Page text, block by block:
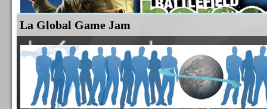
Suite au billet de psychopat sur BattleFieldHeroes :Lire la suite
La Global Game Jam